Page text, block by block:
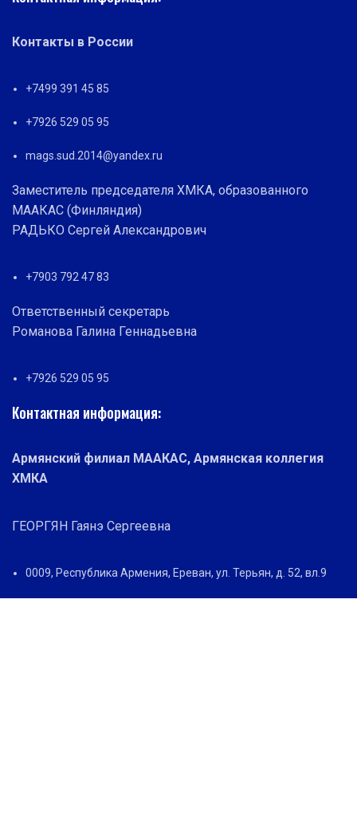
Контакты в России
+7499 391 45 85
+7926 529 05 95
mags.sud.2014@yandex.ru
Заместитель председателя ХМКА, образованного
МААКАС (Финляндия)
РАДЬКО Сергей Александрович
+7903 792 47 83
Ответственный секретарь
Романова Галина Геннадьевна
+7926 529 05 95
Контактная информация:
Армянский филиал МААКАС, Армянская коллегия
ХМКА
ГЕОРГЯН Гаянэ Сергеевна
0009, Республика Армения, Ереван, ул. Терьян, д. 52, вл.9